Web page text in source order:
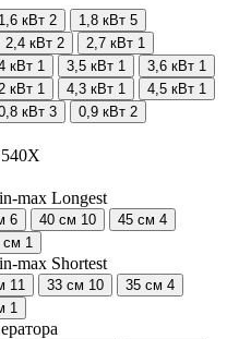
1,6 кВт 2 1,8 кВт 5
2,4 кВт 2 2,7 кВт 1
кВт 1 3,5 кВт 1 3,6 кВт 1
кВт 1 4,3 кВт 1 4,5 кВт 1
кВт 3 0,9 кВт 2
max Longest
6 40 см 10 45 см 4
см 1
max Shortest
11 33 см 10 35 см 4
1